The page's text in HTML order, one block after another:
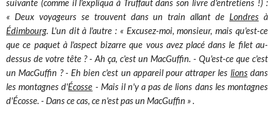
suivante (comme il l'expliqua à Truffaut dans son livre d'entretiens !) :
« Deux voyageurs se trouvent dans un train allant de Londres à
Édimbourg. L'un dit à l'autre : « Excusez-moi, monsieur, mais qu'est-ce
que ce paquet à l'aspect bizarre que vous avez placé dans le filet au-
dessus de votre tête ? - Ah ça, c'est un MacGuffin. - Qu'est-ce que c'est
un MacGuffin ? - Eh bien c'est un appareil pour attraper les lions dans
les montagnes d'Écosse - Mais il n'y a pas de lions dans les montagnes
d'Écosse. - Dans ce cas, ce n'est pas un MacGuffin » .